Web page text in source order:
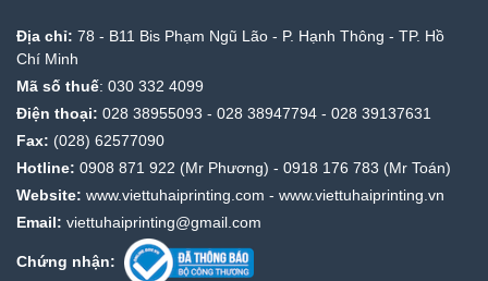
Địa chỉ: 78 - B11 Bis Phạm Ngũ Lão - P. Hạnh Thông - TP. Hồ
Chí Minh
Mã số thuế: 030 332 4099
Điện thoại: 028 38955093 - 028 38947794 - 028 39137631
Fax: (028) 62577090
Hotline: 0908 871 922 (Mr Phương) - 0918 176 783 (Mr Toán)
Website: www.viettuhaiprinting.com - www.viettuhaiprinting.vn
Email: viettuhaiprinting@gmail.com
Chứng nhận: